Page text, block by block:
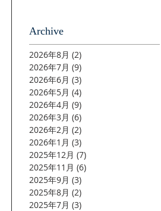
Archive
2026年8月 (2)
2026年7月 (9)
2026年6月 (3)
2026年5月 (4)
2026年4月 (9)
2026年3月 (6)
2026年2月 (2)
2026年1月 (3)
2025年12月 (7)
2025年11月 (6)
2025年9月 (3)
2025年8月 (2)
2025年7月 (3)